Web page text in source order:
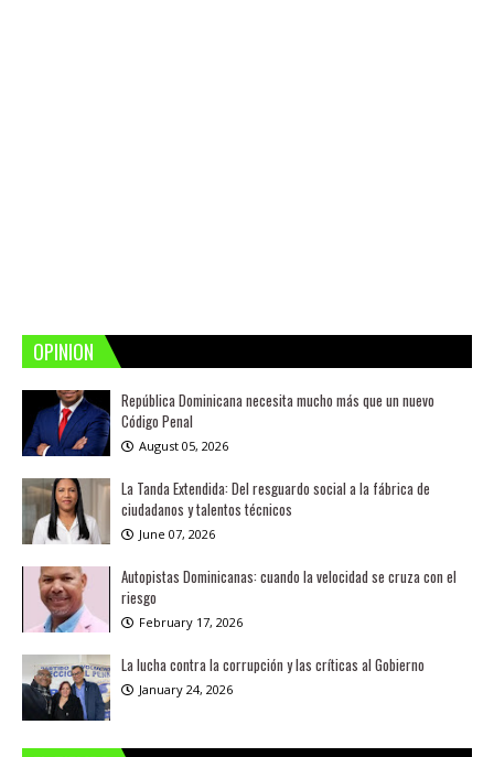
OPINION
República Dominicana necesita mucho más que un nuevo
Código Penal
August 05, 2026
La Tanda Extendida: Del resguardo social a la fábrica de
ciudadanos y talentos técnicos
June 07, 2026
Autopistas Dominicanas: cuando la velocidad se cruza con el
riesgo
February 17, 2026
La lucha contra la corrupción y las críticas al Gobierno
January 24, 2026